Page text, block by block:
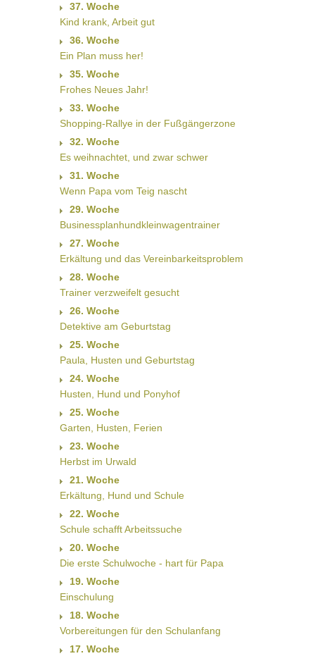
37. Woche
Kind krank, Arbeit gut
36. Woche
Ein Plan muss her!
35. Woche
Frohes Neues Jahr!
33. Woche
Shopping-Rallye in der Fußgängerzone
32. Woche
Es weihnachtet, und zwar schwer
31. Woche
Wenn Papa vom Teig nascht
29. Woche
Businessplanhundkleinwagentrainer
27. Woche
Erkältung und das Vereinbarkeitsproblem
28. Woche
Trainer verzweifelt gesucht
26. Woche
Detektive am Geburtstag
25. Woche
Paula, Husten und Geburtstag
24. Woche
Husten, Hund und Ponyhof
25. Woche
Garten, Husten, Ferien
23. Woche
Herbst im Urwald
21. Woche
Erkältung, Hund und Schule
22. Woche
Schule schafft Arbeitssuche
20. Woche
Die erste Schulwoche - hart für Papa
19. Woche
Einschulung
18. Woche
Vorbereitungen für den Schulanfang
17. Woche